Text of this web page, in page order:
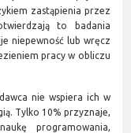
zastąpienia przez
to badania
niepewność lub wręcz
pracy w obliczu
nie wspiera ich w
Tylko 10% przyznaje,
programowania,